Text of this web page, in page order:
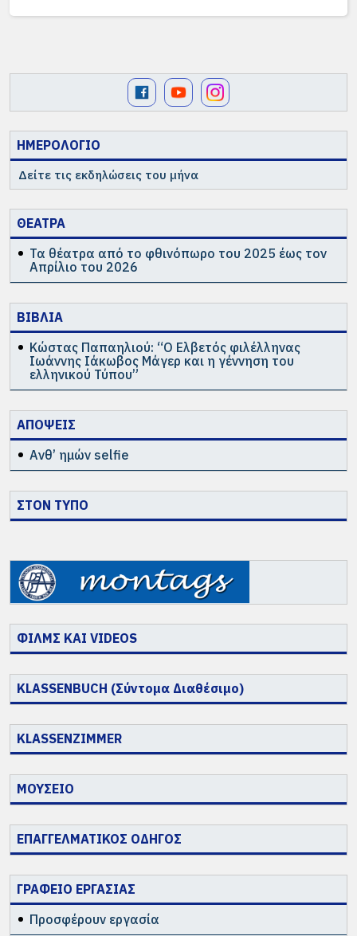
ΗΜΕΡΟΛΟΓΙΟ
Δείτε τις εκδηλώσεις του μήνα
ΘΕΑΤΡΑ
Τα θέατρα από το φθινόπωρο του 2025 έως τον
Απρίλιο του 2026
ΒΙΒΛΙΑ
Κώστας Παπαηλιού: “Ο Ελβετός φιλέλληνας
Ιωάννης Ιάκωβος Μάγερ και η γέννηση του
ελληνικού Τύπου”
ΑΠΟΨΕΙΣ
Ανθ’ ημών selfie
ΣΤΟΝ ΤΥΠΟ
ΦΙΛΜΣ ΚΑΙ VIDEOS
KLASSENBUCH (Σύντομα Διαθέσιμο)
KLASSENZIMMER
ΜΟΥΣΕΙΟ
ΕΠΑΓΓΕΛΜΑΤΙΚΟΣ ΟΔΗΓΟΣ
ΓΡΑΦΕΙΟ ΕΡΓΑΣΙΑΣ
Προσφέρουν εργασία